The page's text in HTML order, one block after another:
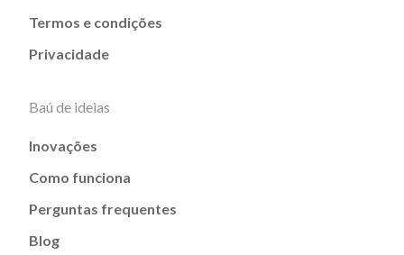
Termos e condições
Privacidade
Baú de ideias
Inovações
Como funciona
Perguntas frequentes
Blog